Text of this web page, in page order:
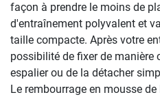
façon à prendre le moins de
d'entraînement polyvalent et
taille compacte. Après votre
possibilité de fixer de
espalier ou de la détacher
Le rembourrage en mousse